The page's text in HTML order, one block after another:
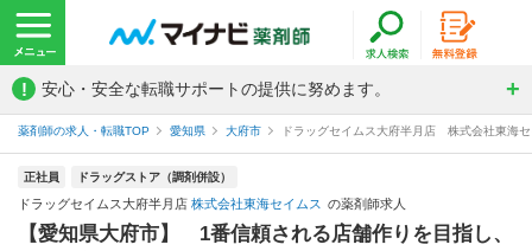
! 安心・安全な転職サポートの提供に努めます。
薬剤師の求人・転職TOP 愛知県 大府市 ドラッグセイムス大府半月店 株式会社東海
正社員 ドラッグストア（調剤併設）
ドラッグセイムス大府半月店 株式会社東海セイムス の薬剤師求人
【愛知県大府市】 1番信頼される店舗作りを目指し、